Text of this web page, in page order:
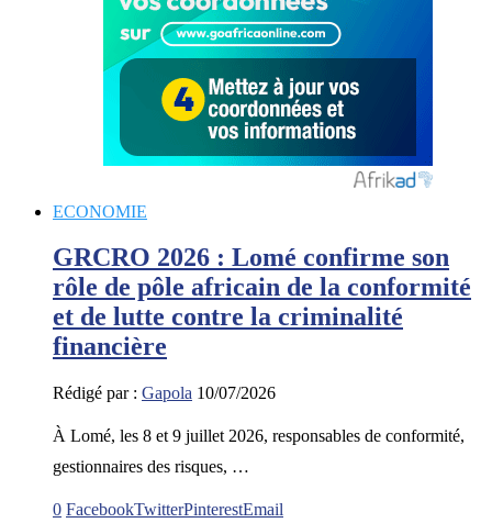
ECONOMIE
GRCRO 2026 : Lomé confirme son
rôle de pôle africain de la conformité
et de lutte contre la criminalité
financière
Rédigé par : Gapola 10/07/2026
À Lomé, les 8 et 9 juillet 2026, responsables de conformité,
gestionnaires des risques, …
0 FacebookTwitterPinterestEmail